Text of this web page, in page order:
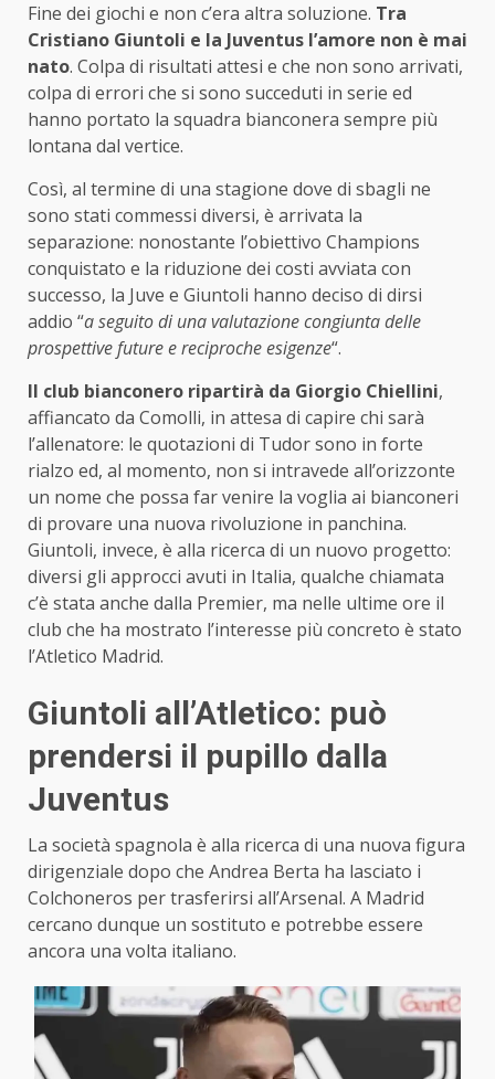
Fine dei giochi e non c’era altra soluzione. Tra
Cristiano Giuntoli e la Juventus l’amore non è mai
nato. Colpa di risultati attesi e che non sono arrivati,
colpa di errori che si sono succeduti in serie ed
hanno portato la squadra bianconera sempre più
lontana dal vertice.
Così, al termine di una stagione dove di sbagli ne
sono stati commessi diversi, è arrivata la
separazione: nonostante l’obiettivo Champions
conquistato e la riduzione dei costi avviata con
successo, la Juve e Giuntoli hanno deciso di dirsi
addio “a seguito di una valutazione congiunta delle
prospettive future e reciproche esigenze“.
Il club bianconero ripartirà da Giorgio Chiellini,
affiancato da Comolli, in attesa di capire chi sarà
l’allenatore: le quotazioni di Tudor sono in forte
rialzo ed, al momento, non si intravede all’orizzonte
un nome che possa far venire la voglia ai bianconeri
di provare una nuova rivoluzione in panchina.
Giuntoli, invece, è alla ricerca di un nuovo progetto:
diversi gli approcci avuti in Italia, qualche chiamata
c’è stata anche dalla Premier, ma nelle ultime ore il
club che ha mostrato l’interesse più concreto è stato
l’Atletico Madrid.
Giuntoli all’Atletico: può
prendersi il pupillo dalla
Juventus
La società spagnola è alla ricerca di una nuova figura
dirigenziale dopo che Andrea Berta ha lasciato i
Colchoneros per trasferirsi all’Arsenal. A Madrid
cercano dunque un sostituto e potrebbe essere
ancora una volta italiano.